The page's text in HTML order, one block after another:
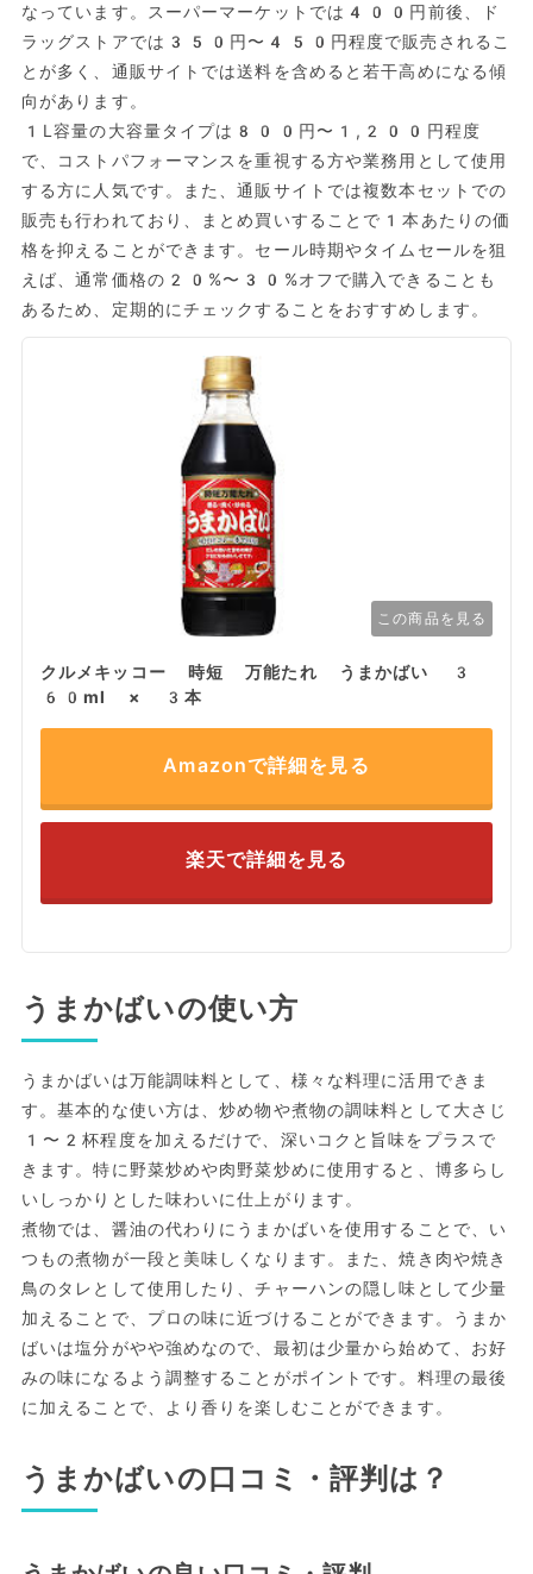
なっています。スーパーマーケットでは400円前後、ド
ラッグストアでは350円〜450円程度で販売されるこ
とが多く、通販サイトでは送料を含めると若干高めになる傾
向があります。
1L容量の大容量タイプは800円〜1,200円程度
で、コストパフォーマンスを重視する方や業務用として使用
する方に人気です。また、通販サイトでは複数本セットでの
販売も行われており、まとめ買いすることで1本あたりの価
格を抑えることができます。セール時期やタイムセールを狙
えば、通常価格の20%〜30%オフで購入できることも
あるため、定期的にチェックすることをおすすめします。
この商品を見る
クルメキッコー 時短 万能たれ うまかばい 3
60ml × 3本
Amazonで詳細を見る
楽天で詳細を見る
うまかばいの使い方
うまかばいは万能調味料として、様々な料理に活用できま
す。基本的な使い方は、炒め物や煮物の調味料として大さじ
1〜2杯程度を加えるだけで、深いコクと旨味をプラスで
きます。特に野菜炒めや肉野菜炒めに使用すると、博多らし
いしっかりとした味わいに仕上がります。
煮物では、醤油の代わりにうまかばいを使用することで、い
つもの煮物が一段と美味しくなります。また、焼き肉や焼き
鳥のタレとして使用したり、チャーハンの隠し味として少量
加えることで、プロの味に近づけることができます。うまか
ばいは塩分がやや強めなので、最初は少量から始めて、お好
みの味になるよう調整することがポイントです。料理の最後
に加えることで、より香りを楽しむことができます。
うまかばいの口コミ・評判は？